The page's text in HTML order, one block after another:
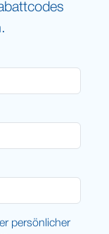
persönlicher